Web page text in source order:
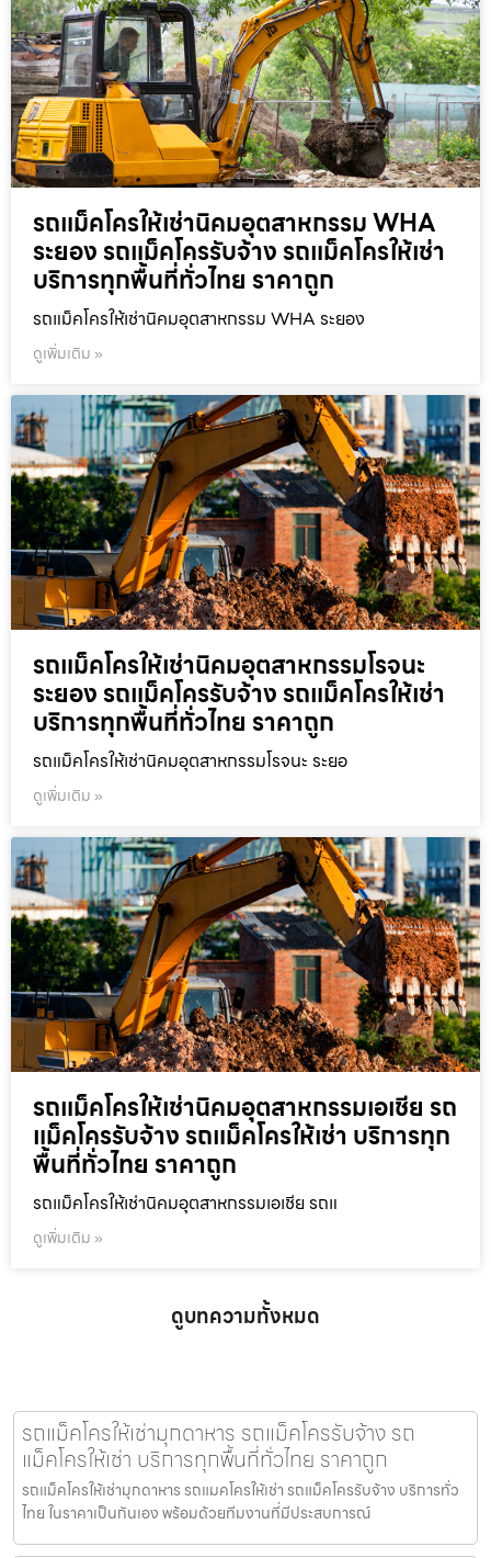
รถแม็คโครให้เช่านิคมอุตสาหกรรม WHA
ระยอง รถแม็คโครรับจ้าง รถแม็คโครให้เช่า
บริการทุกพื้นที่ทั่วไทย ราคาถูก
รถแม็คโครให้เช่านิคมอุตสาหกรรม WHA ระยอง
ดูเพิ่มเติม »
รถแม็คโครให้เช่านิคมอุตสาหกรรมโรจนะ
ระยอง รถแม็คโครรับจ้าง รถแม็คโครให้เช่า
บริการทุกพื้นที่ทั่วไทย ราคาถูก
รถแม็คโครให้เช่านิคมอุตสาหกรรมโรจนะ ระยอ
ดูเพิ่มเติม »
รถแม็คโครให้เช่านิคมอุตสาหกรรมเอเชีย รถ
แม็คโครรับจ้าง รถแม็คโครให้เช่า บริการทุก
พื้นที่ทั่วไทย ราคาถูก
รถแม็คโครให้เช่านิคมอุตสาหกรรมเอเชีย รถแ
ดูเพิ่มเติม »
ดูบทความทั้งหมด
รถแม็คโครให้เช่ามุกดาหาร รถแม็คโครรับจ้าง รถ
แม็คโครให้เช่า บริการทุกพื้นที่ทั่วไทย ราคาถูก
รถแม็คโครให้เช่ามุกดาหาร รถแมคโครให้เช่า รถแม็คโครรับจ้าง บริการทั่ว
ไทย ในราคาเป็นกันเอง พร้อมด้วยทีมงานที่มีประสบการณ์